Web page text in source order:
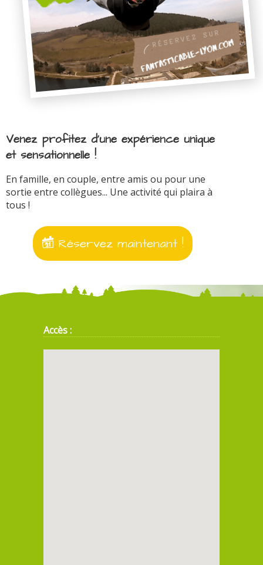
Venez profitez d'une expérience unique
et sensationnelle !
En famille, en couple, entre amis ou pour une
sortie entre collègues... Une activité qui plaira à
tous !
Réservez maintenant !
Accès :